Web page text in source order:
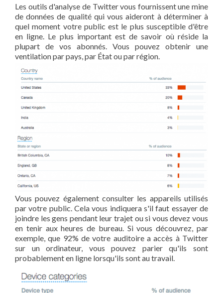
Les outils d'analyse de Twitter vous fournissent une mine
de données de qualité qui vous aideront à déterminer à
quel moment votre public est le plus susceptible d'être
en ligne. Le plus important est de savoir où réside la
plupart de vos abonnés. Vous pouvez obtenir une
ventilation par pays, par État ou par région.
Vous pouvez également consulter les appareils utilisés
par votre public. Cela vous indiquera s'il faut essayer de
joindre les gens pendant leur trajet ou si vous devez vous
en tenir aux heures de bureau. Si vous découvrez, par
exemple, que 92% de votre auditoire a accès à Twitter
sur un ordinateur, vous pouvez parier qu'ils sont
probablement en ligne lorsqu'ils sont au travail.